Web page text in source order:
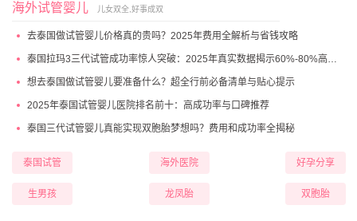
海外试管婴儿 儿女双全,好事成双
去泰国做试管婴儿价格真的贵吗？2025年费用全解析与省钱攻略
泰国拉玛3三代试管成功率惊人突破：2025年真实数据揭示60%-80%高成功妊娠率
想去泰国做试管婴儿要准备什么？超全行前必备清单与贴心提示
2025年泰国试管婴儿医院排名前十：高成功率与口碑推荐
泰国三代试管婴儿真能实现双胞胎梦想吗？费用和成功率全揭秘
泰国试管 海外医院 好孕分享
生男孩 龙凤胎 双胞胎